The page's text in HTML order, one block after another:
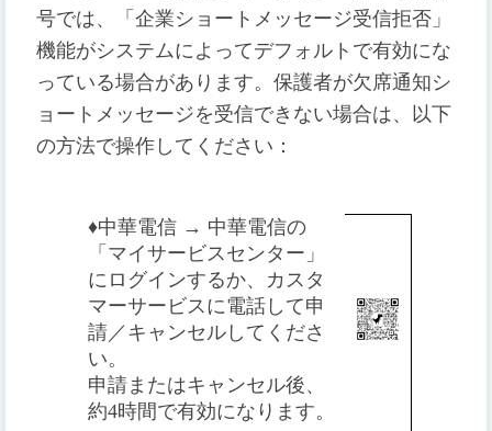
号では、「企業ショートメッセージ受信拒否」
機能がシステムによってデフォルトで有効にな
っている場合があります。保護者が欠席通知シ
ョートメッセージを受信できない場合は、以下
の方法で操作してください：
♦️中華電信 → 中華電信の
「マイサービスセンター」
にログインするか、カスタ
マーサービスに電話して申
請／キャンセルしてくださ
い。
申請またはキャンセル後、
約4時間で有効になります。